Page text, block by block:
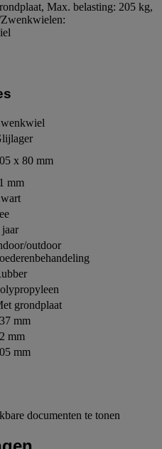
Max. belasting: 205 kg,
x 80 mm
mm
outdoor
grondplaat
mm
mm
mm
documenten te tonen